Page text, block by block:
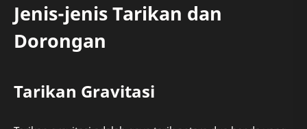
Jenis-jenis Tarikan dan
Dorongan
Tarikan Gravitasi